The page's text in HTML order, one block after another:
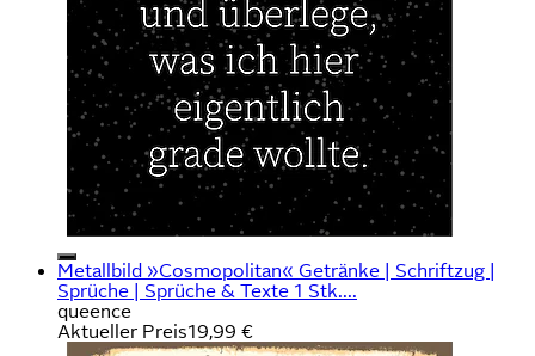
Metallbild »Cosmopolitan« Getränke | Schriftzug |
Sprüche | Sprüche & Texte 1 Stk....
queence
Aktueller Preis19,99 €